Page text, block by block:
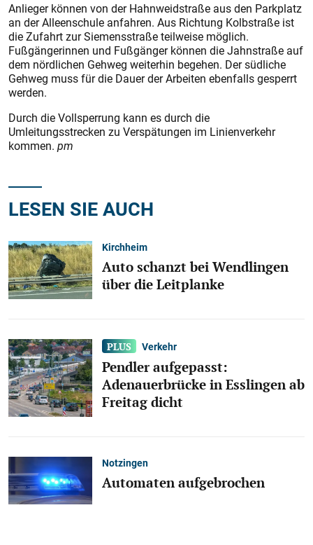
Anlieger können von der Hahnweidstraße aus den Parkplatz
an der Alleenschule anfahren. Aus Richtung Kolbstraße ist
die Zufahrt zur Siemensstraße ­teilweise möglich.
Fußgängerinnen und Fußgänger können die Jahnstraße auf
dem nördlichen Gehweg weiterhin begehen. Der südliche
Gehweg muss für die Dauer der Arbeiten ebenfalls gesperrt
werden.
Durch die Vollsperrung kann es durch die
Umleitungsstrecken zu Verspätungen im Linienverkehr
kommen. pm
LESEN SIE AUCH
Kirchheim
Auto schanzt bei Wendlingen
über die Leitplanke
Verkehr
Pendler aufgepasst:
Adenauerbrücke in Esslingen ab
Freitag dicht
Notzingen
Automaten aufgebrochen